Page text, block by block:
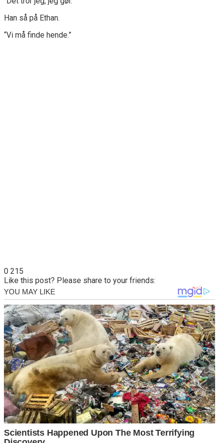
Han så på Ethan.
“Vi må finde hende.”
0 215
Like this post? Please share to your friends: